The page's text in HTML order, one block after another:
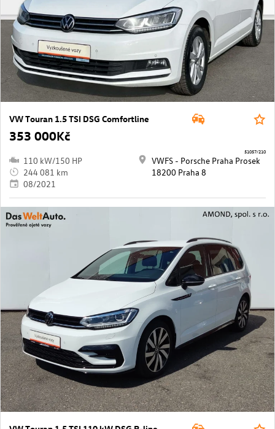
VW Touran 1.5 TSI DSG Comfortline
353 000Kč
110 kW/150 HP
244 081 km
08/2021
VWFS - Porsche Praha Prosek
18200 Praha 8
51057/210